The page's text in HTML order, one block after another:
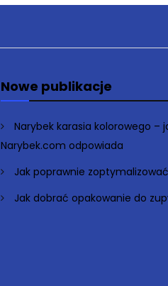
Nowe publikacje
Narybek karasia kolorowego –
Narybek.com odpowiada
Jak poprawnie
Jak dobrać opakowanie do